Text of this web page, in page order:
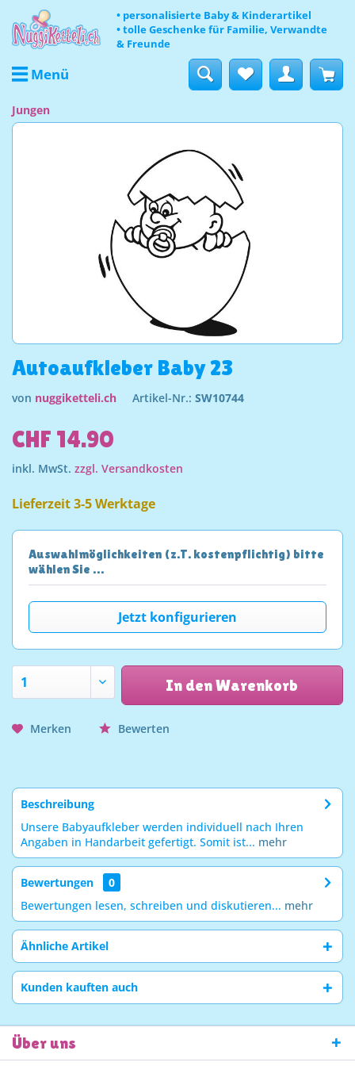
• personalisierte Baby & Kinderartikel
• tolle Geschenke für Familie, Verwandte
& Freunde
Menü
Jungen
Autoaufkleber Baby 23
von nuggiketteli.ch Artikel-Nr.: SW10744
CHF 14.90
inkl. MwSt. zzgl. Versandkosten
Lieferzeit 3-5 Werktage
Auswahlmöglichkeiten (z.T. kostenpflichtig) bitte
wählen Sie …
Jetzt konfigurieren
In den Warenkorb
Merken Bewerten
Beschreibung
Unsere Babyaufkleber werden individuell nach Ihren
Angaben in Handarbeit gefertigt. Somit ist... mehr
Bewertungen
0
Bewertungen lesen, schreiben und diskutieren... mehr
Ähnliche Artikel
Kunden kauften auch
Über uns